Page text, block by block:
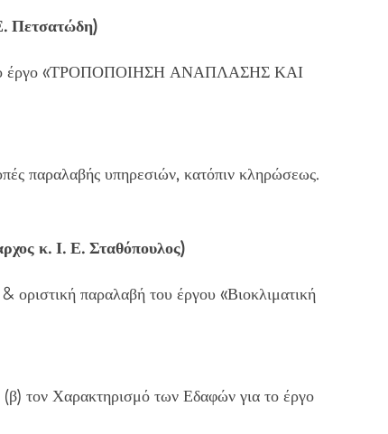
Πετσατώδη)
το έργο «ΤΡΟΠΟΠΟΙΗΣΗ ΑΝΑΠΛΑΣΗΣ ΚΑΙ
παραλαβής υπηρεσιών, κατόπιν κληρώσεως.
κ. Ι. Ε. Σταθόπουλος)
παραλαβή του έργου «Βιοκλιματική
τον Χαρακτηρισμό των Εδαφών για το έργο